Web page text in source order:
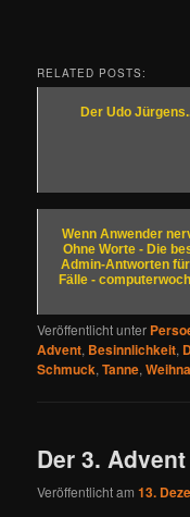
RELATED POSTS:
Der Udo
Wenn Anwender
Ohne Worte - Die
Admin-Antworten
Fälle -
Veröffentlicht unter
Advent, Besinnlichkeit,
Schmuck,Tanne,
Der 3.
Veröffentlicht am13.